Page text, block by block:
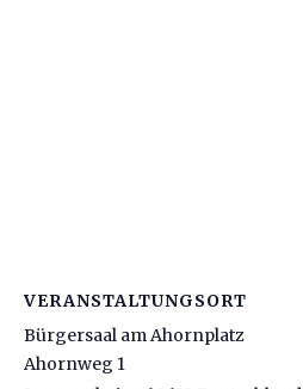
VERANSTALTUNGSORT
Bürgersaal am Ahornplatz
Ahornweg 1